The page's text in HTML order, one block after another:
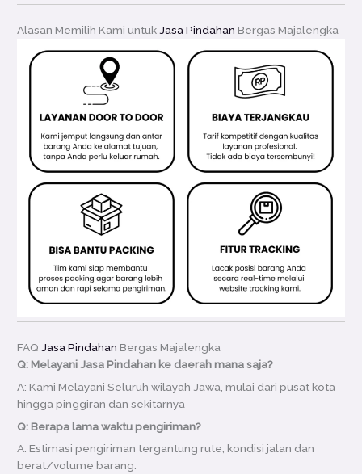
Alasan Memilih Kami untuk Jasa Pindahan Bergas Majalengka
FAQ Jasa Pindahan Bergas Majalengka
Q: Melayani Jasa Pindahan ke daerah mana saja?
A: Kami Melayani Seluruh wilayah Jawa, mulai dari pusat kota
hingga pinggiran dan sekitarnya
Q: Berapa lama waktu pengiriman?
A: Estimasi pengiriman tergantung rute, kondisi jalan dan
berat/volume barang.